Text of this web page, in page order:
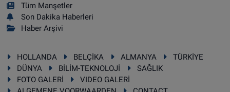
Tüm Manşetler
Son Dakika Haberleri
Haber Arşivi
HOLLANDA BELÇİKA ALMANYA
TÜRKİYE
DÜNYA
BİLİM-TEKNOLOJİ
SAĞLIK
FOTO GALERİ
VIDEO GALERİ